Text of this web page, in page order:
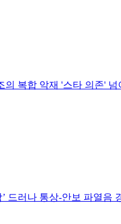
복합 악재 '스타 의존'
드러나 통상-안보 파열음